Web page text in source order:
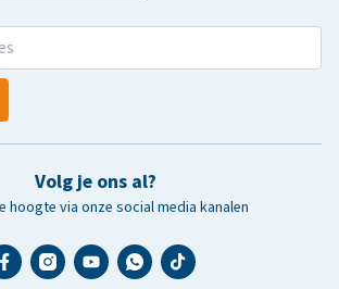
Volg je ons al?
hoogte via onze social media kanalen